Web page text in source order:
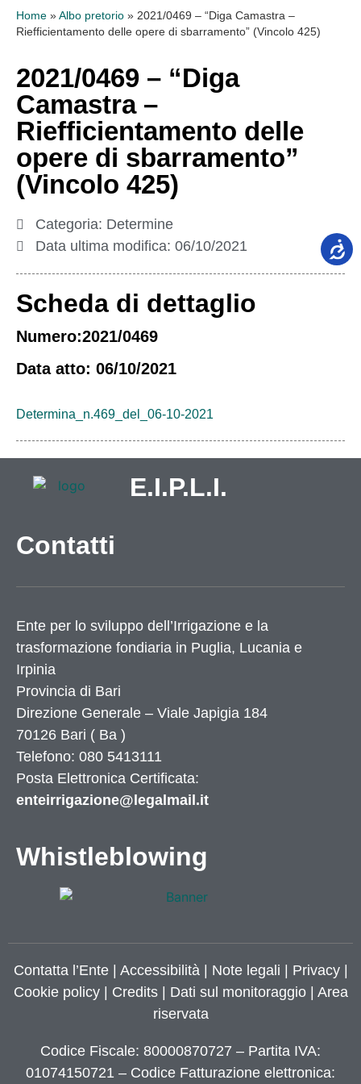
Home » Albo pretorio » 2021/0469 – “Diga Camastra –
Riefficientamento delle opere di sbarramento” (Vincolo 425)
2021/0469 – “Diga
Camastra –
Riefficientamento delle
opere di sbarramento”
(Vincolo 425)
Categoria: Determine
Data ultima modifica: 06/10/2021
Scheda di dettaglio
Numero:2021/0469
Data atto: 06/10/2021
Determina_n.469_del_06-10-2021
E.I.P.L.I.
Contatti
Ente per lo sviluppo dell’Irrigazione e la
trasformazione fondiaria in Puglia, Lucania e
Irpinia
Provincia di Bari
Direzione Generale – Viale Japigia 184
70126 Bari ( Ba )
Telefono: 080 5413111
Posta Elettronica Certificata:
enteirrigazione@legalmail.it
Whistleblowing
Contatta l’Ente| Accessibilità | Note legali | Privacy|
Cookie policy| Credits| Dati sul monitoraggio | Area
riservata
Codice Fiscale: 80000870727 – Partita IVA:
01074150721 – Codice Fatturazione elettronica: